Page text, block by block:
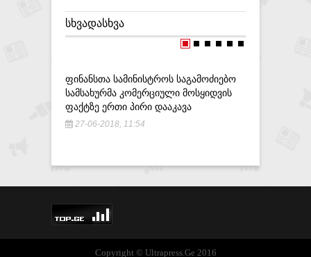
ᲡᲮᲕᲐᲓᲐᲡᲮᲕᲐ
ᲤᲘᲜᲐᲜᲡᲗᲐ ᲡᲐᲛᲘᲜᲘᲡᲢᲠᲝᲡ ᲡᲐᲒᲐᲛᲝᲫᲘᲔᲑᲝ
ᲡᲐᲛᲡᲐᲮᲣᲠᲛᲐ ᲙᲝᲛᲔᲠᲪᲘᲣᲚᲘ ᲛᲝᲡᲧᲘᲓᲕᲘᲡ
ᲤᲐᲥᲢᲖᲔ ᲔᲠᲗᲘ ᲞᲘᲠᲘ ᲓᲐᲐᲙᲐᲕᲐ
27-06-2018, 11:54
Copyright © Ultrapress.Ge 2016